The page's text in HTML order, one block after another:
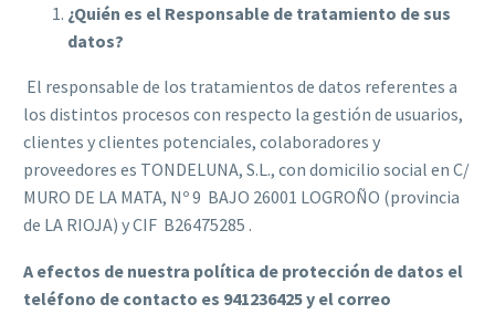
¿Quién es el Responsable de tratamiento de sus
datos?
El responsable de los tratamientos de datos referentes a
los distintos procesos con respecto la gestión de usuarios,
clientes y clientes potenciales, colaboradores y
proveedores es TONDELUNA, S.L., con domicilio social en C/
MURO DE LA MATA, Nº 9 BAJO 26001 LOGROÑO (provincia
de LA RIOJA) y CIF B26475285 .
A efectos de nuestra política de protección de datos el
teléfono de contacto es 941236425 y el correo